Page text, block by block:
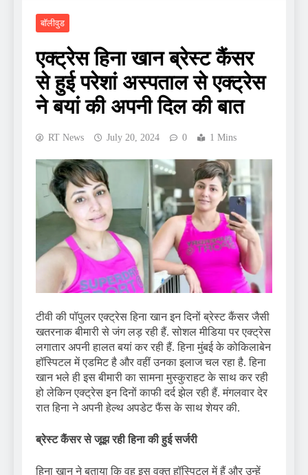
बॉलीवुड
एक्ट्रेस हिना खान ब्रेस्ट कैंसर
से हुई परेशां अस्पताल से एक्ट्रेस
ने बयां की अपनी दिल की बात
RT News July 20, 2024 0 1 Mins
टीवी की पॉपुलर एक्ट्रेस हिना खान इन दिनों ब्रेस्ट कैंसर जैसी
खतरनाक बीमारी से जंग लड़ रही हैं. सोशल मीडिया पर एक्ट्रेस
लगातार अपनी हालत बयां कर रही हैं. हिना मुंबई के कोकिलाबेन
हॉस्पिटल में एडमिट है और वहीं उनका इलाज चल रहा है. हिना
खान भले ही इस बीमारी का सामना मुस्कुराहट के साथ कर रही
हो लेकिन एक्ट्रेस इन दिनों काफी दर्द झेल रही हैं. मंगलवार देर
रात हिना ने अपनी हेल्थ अपडेट फैंस के साथ शेयर की.
ब्रेस्ट कैंसर से जूझ रही हिना की हुई सर्जरी
हिना खान ने बताया कि वह इस वक्त हॉस्पिटल में हैं और उन्हें